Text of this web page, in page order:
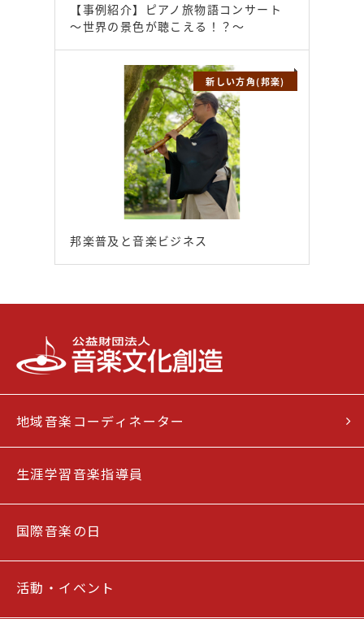
【事例紹介】ピアノ旅物語コンサート
～世界の景色が聴こえる！？～
新しい方角(邦楽)
邦楽普及と音楽ビジネス
地域音楽コーディネーター
生涯学習音楽指導員
国際音楽の日
活動・イベント